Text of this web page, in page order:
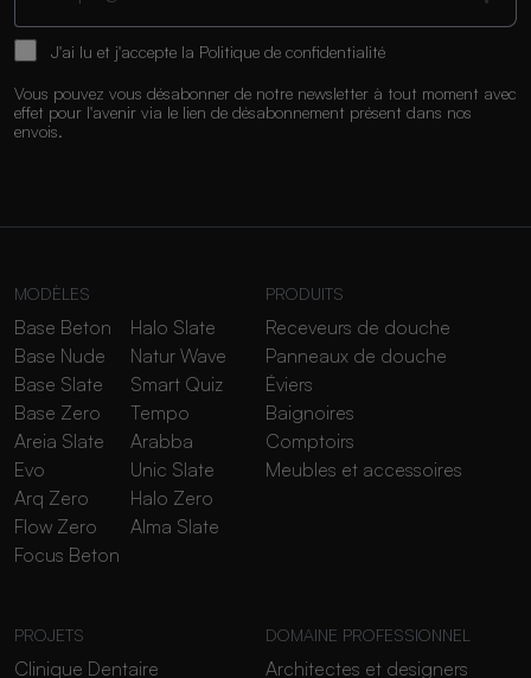
J'ai lu et j'accepte la Politique de confidentialité
Vous pouvez vous désabonner de notre newsletter à tout moment avec
effet pour l'avenir via le lien de désabonnement présent dans nos
envois.
MODÈLES
Base Beton
Base Nude
Base Slate
Base Zero
Areia Slate
Evo
Arq Zero
Flow Zero
Focus Beton
Halo Slate
Natur Wave
Smart Quiz
Tempo
Arabba
Unic Slate
Halo Zero
Alma Slate
PRODUITS
Receveurs de douche
Panneaux de douche
Éviers
Baignoires
Comptoirs
Meubles et accessoires
PROJETS
Clinique Dentaire
DOMAINE PROFESSIONNEL
Architectes et designers